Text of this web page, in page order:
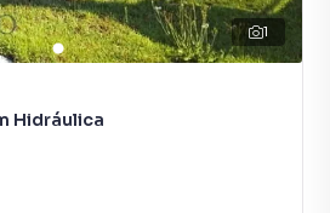
1
Hidráulica